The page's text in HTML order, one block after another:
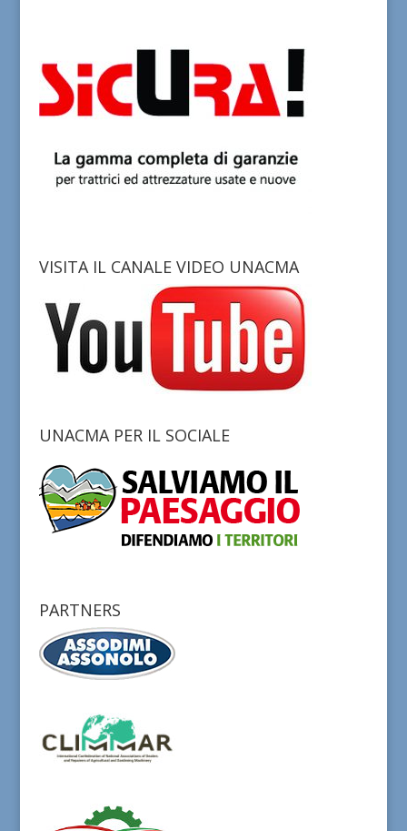
VISITA IL CANALE VIDEO UNACMA
UNACMA PER IL SOCIALE
PARTNERS